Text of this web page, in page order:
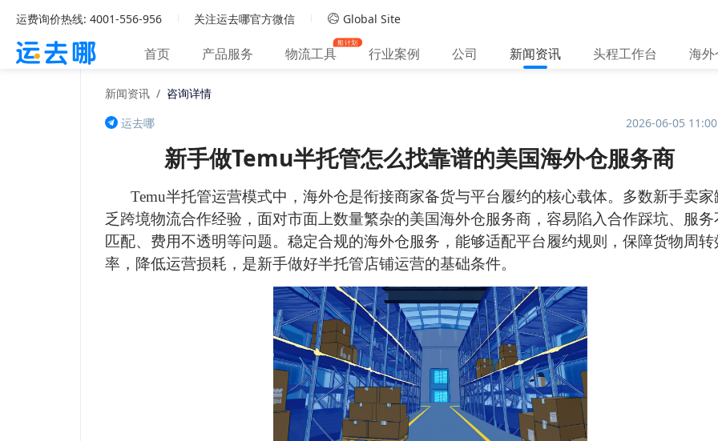
运费询价热线: 4001-556-956 关注运去哪官方微信 Global Site
首页 产品服务
船计划
物流工具 行业案例 公司 新闻资讯 头程工作台 海外
新闻资讯 / 咨询详情
运去哪
2026-06-05
新手做Temu半托管怎么找靠谱的美国海外仓服务商
Temu半托管运营模式中，海外仓是衔接商家备货与平台履约的核心载体。多数新手卖家
乏跨境物流合作经验，面对市面上数量繁杂的美国海外仓服务商，容易陷入合作踩坑、服务
匹配、费用不透明等问题。稳定合规的海外仓服务，能够适配平台履约规则，保障货物周转
率，降低运营损耗，是新手做好半托管店铺运营的基础条件。